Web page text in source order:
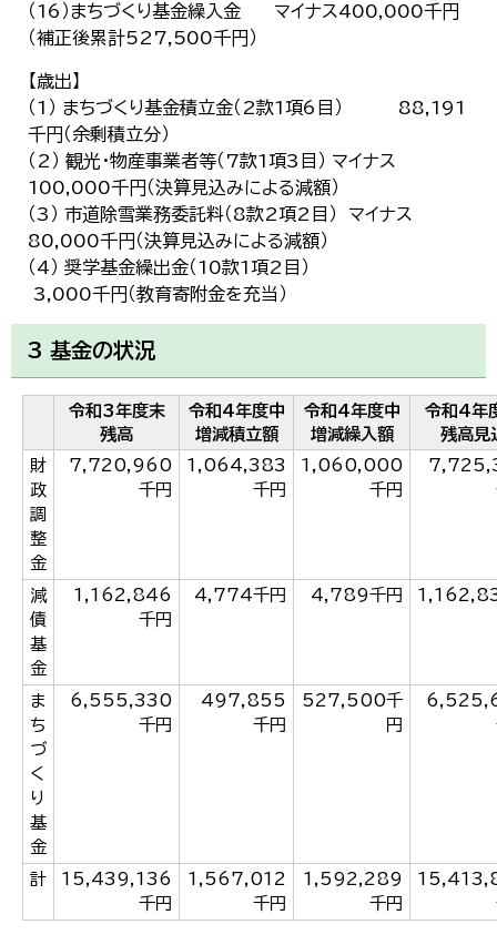
（16）まちづくり基金繰入金 マイナス400,000千円
（補正後累計527,500千円）
【歳出】
（1） まちづくり基金積立金（2款1項6目） 88,191
千円（余剰積立分）
（2） 観光・物産事業者等（7款1項3目） マイナス
100,000千円（決算見込みによる減額）
（3） 市道除雪業務委託料（8款2項2目） マイナス
80,000千円（決算見込みによる減額）
（4） 奨学基金繰出金（10款1項2目）
3,000千円（教育寄附金を充当）
3 基金の状況
令和3年度末
残高
令和4年度中
増減積立額
令和4年度中
増減繰入額
令和4年
残高見
財
政
調
整
金
7,720,960
千円
1,064,383
千円
1,060,000
千円
減
債
基
金
1,162,846
千円
4,774千円 4,789千円
ま
ち
づ
く
り
基
金
6,555,330
千円
497,855
千円
527,500千
円
計
15,439,136
千円
1,567,012
千円
1,592,289
千円